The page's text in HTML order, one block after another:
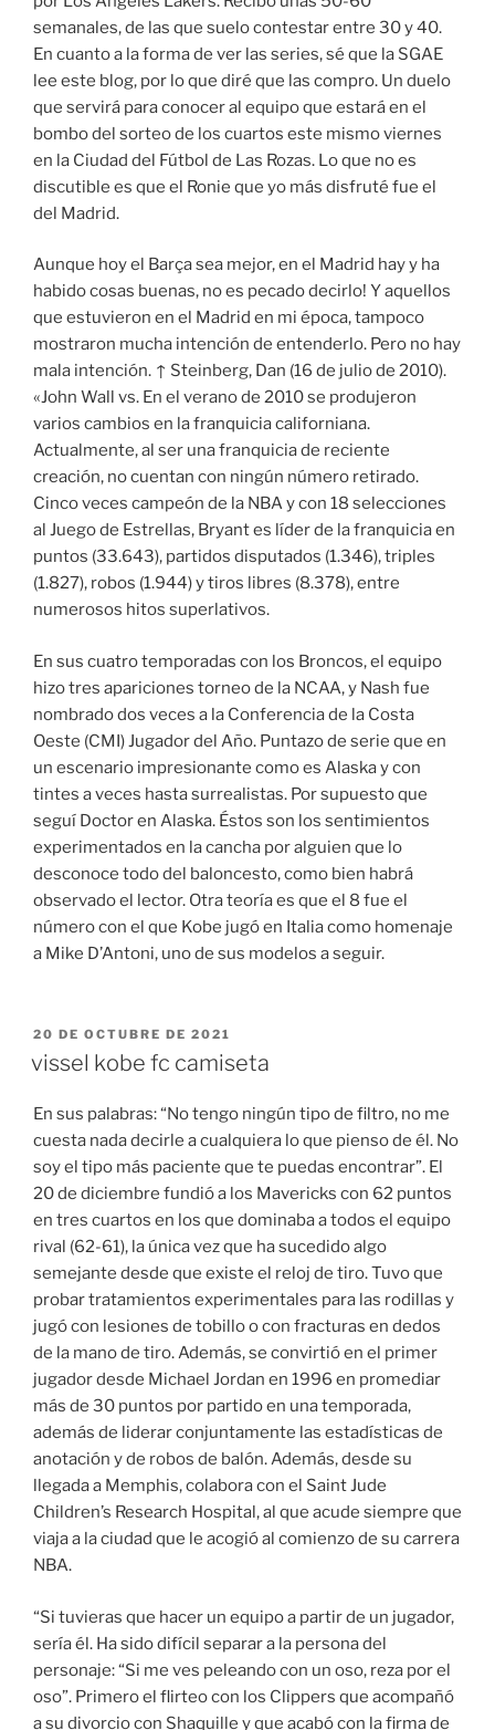
semanales, de las que suelo contestar entre 30 y 40.
En cuanto a la forma de ver las series, sé que la SGAE
lee este blog, por lo que diré que las compro. Un duelo
que servirá para conocer al equipo que estará en el
bombo del sorteo de los cuartos este mismo viernes
en la Ciudad del Fútbol de Las Rozas. Lo que no es
discutible es que el Ronie que yo más disfruté fue el
del Madrid.
Aunque hoy el Barça sea mejor, en el Madrid hay y ha
habido cosas buenas, no es pecado decirlo! Y aquellos
que estuvieron en el Madrid en mi época, tampoco
mostraron mucha intención de entenderlo. Pero no hay
mala intención. ↑ Steinberg, Dan (16 de julio de 2010).
«John Wall vs. En el verano de 2010 se produjeron
varios cambios en la franquicia californiana.
Actualmente, al ser una franquicia de reciente
creación, no cuentan con ningún número retirado.
Cinco veces campeón de la NBA y con 18 selecciones
al Juego de Estrellas, Bryant es líder de la franquicia en
puntos (33.643), partidos disputados (1.346), triples
(1.827), robos (1.944) y tiros libres (8.378), entre
numerosos hitos superlativos.
En sus cuatro temporadas con los Broncos, el equipo
hizo tres apariciones torneo de la NCAA, y Nash fue
nombrado dos veces a la Conferencia de la Costa
Oeste (CMI) Jugador del Año. Puntazo de serie que en
un escenario impresionante como es Alaska y con
tintes a veces hasta surrealistas. Por supuesto que
seguí Doctor en Alaska. Éstos son los sentimientos
experimentados en la cancha por alguien que lo
desconoce todo del baloncesto, como bien habrá
observado el lector. Otra teoría es que el 8 fue el
número con el que Kobe jugó en Italia como homenaje
a Mike D’Antoni, uno de sus modelos a seguir.
PUBLICADO
EL
20 DE OCTUBRE DE 2021
vissel kobe fc camiseta
En sus palabras: “No tengo ningún tipo de filtro, no me
cuesta nada decirle a cualquiera lo que pienso de él. No
soy el tipo más paciente que te puedas encontrar”. El
20 de diciembre fundió a los Mavericks con 62 puntos
en tres cuartos en los que dominaba a todos el equipo
rival (62-61), la única vez que ha sucedido algo
semejante desde que existe el reloj de tiro. Tuvo que
probar tratamientos experimentales para las rodillas y
jugó con lesiones de tobillo o con fracturas en dedos
de la mano de tiro. Además, se convirtió en el primer
jugador desde Michael Jordan en 1996 en promediar
más de 30 puntos por partido en una temporada,
además de liderar conjuntamente las estadísticas de
anotación y de robos de balón. Además, desde su
llegada a Memphis, colabora con el Saint Jude
Children’s Research Hospital, al que acude siempre que
viaja a la ciudad que le acogió al comienzo de su carrera
NBA.
“Si tuvieras que hacer un equipo a partir de un jugador,
sería él. Ha sido difícil separar a la persona del
personaje: “Si me ves peleando con un oso, reza por el
oso”. Primero el flirteo con los Clippers que acompañó
a su divorcio con Shaquille y que acabó con la firma de